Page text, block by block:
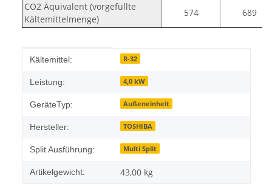
CO2 Äquivalent (vorgefüllte
Kältemittelmenge)
574 689
Produkteigenschaft
Wert
Kältemittel: R-32
Leistung: 4,0 kW
GeräteTyp: Außeneinheit
Hersteller: TOSHIBA
Split Ausführung: Multi Split
Artikelgewicht: 43,00 kg